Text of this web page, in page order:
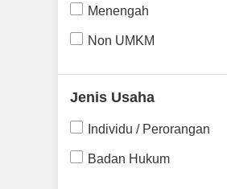
Menengah
Non UMKM
Jenis Usaha
Individu / Perorangan
Badan Hukum